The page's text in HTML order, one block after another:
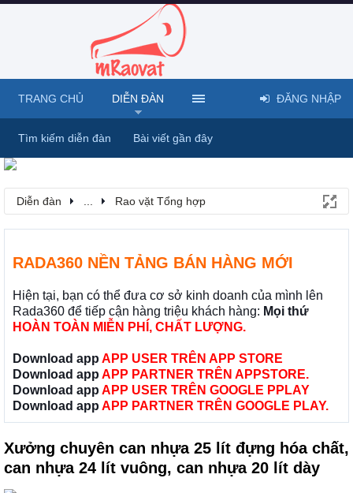
Diễn đàn Rao vặt Tổng hợp
RADA360 NỀN TẢNG BÁN HÀNG MỚI
Hiện tại, bạn có thể đưa cơ sở kinh doanh của mình lên
Rada360 để tiếp cận hàng triệu khách hàng: Mọi thứ
HOÀN TOÀN MIỄN PHÍ, CHẤT LƯỢNG.
Download app APP USER TRÊN APP STORE
Download app APP PARTNER TRÊN APPSTORE.
Download app APP USER TRÊN GOOGLE PPLAY
Download app APP PARTNER TRÊN GOOGLE PLAY.
Xưởng chuyên can nhựa 25 lít đựng hóa chất,
can nhựa 24 lít vuông, can nhựa 20 lít dày
TRANG CHỦ DIỄN ĐÀN
Tìm kiếm diễn đàn Bài viết gần đây
ĐĂNG NHẬP